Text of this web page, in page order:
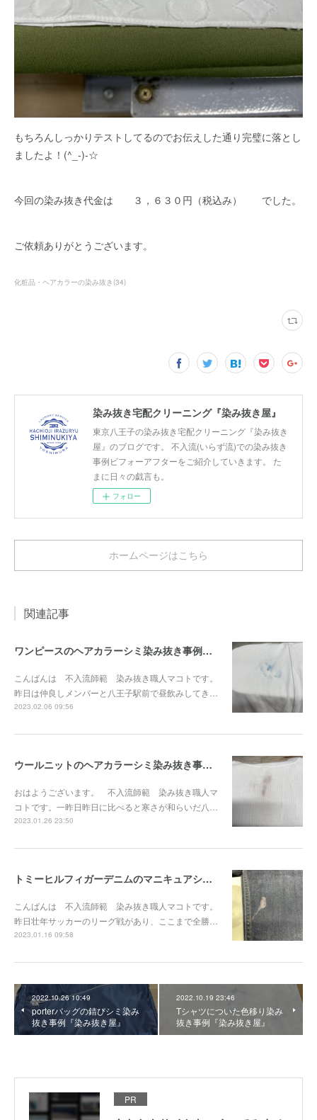
もちろんしっかりテストしてるのでお伝えした通り完璧に落とし
ましたよ！(^_-)-☆
今回の染み抜き代金は ３，６３０円（税込み） でした。
ご依頼ありがとうございます。
化粧品・ヘアカラーの染み抜き (34)
染み抜き宅配クリーニング『染み抜き屋』
東京八王子の染み抜き宅配クリーニング『染み抜き
屋』のブログです。 不入流(いらず流)での染み抜き
事例ビフォーアフターをご紹介していきます。 た
まに日々の戯言も。
フォロー
ホームページはこちら
関連記事
ワンピースのヘアカラーシミ染み抜き事例『染み抜き屋』
こんばんは 不入流師範 染み抜き職人マコトです。
昨日は仲良しメンバーと八王子駅前で昼飲みしてき…
2023.02.06 09:56
ウールニットのヘアカラーシミ染み抜き事例『染み抜き屋』
おはようございます。 不入流師範 染み抜き職人マ
コトです。一昨日昨日に比べると寒さが和らいだ八…
2023.01.26 23:50
トミーヒルフィガーデニムのマニキュアシミ染み抜き事例『染み抜き屋』
こんばんは 不入流師範 染み抜き職人マコトです。
昨日壮年サッカーのリーグ戦があり、ここまで全勝…
2023.01.16 09:58
2022.10.26 10:49
porterバッグの錆びシミ染み
抜き事例『染み抜き屋』
2022.10.19 23:46
Tシャツについた色移り染み
抜き事例『染み抜き屋』
PR